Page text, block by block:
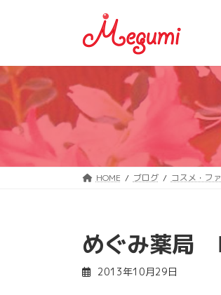
ツ
へ
ス
ッ
シ
ョ
ン
移
HOME ブログ コスメ・フ
めぐみ薬局
2013年10月29日